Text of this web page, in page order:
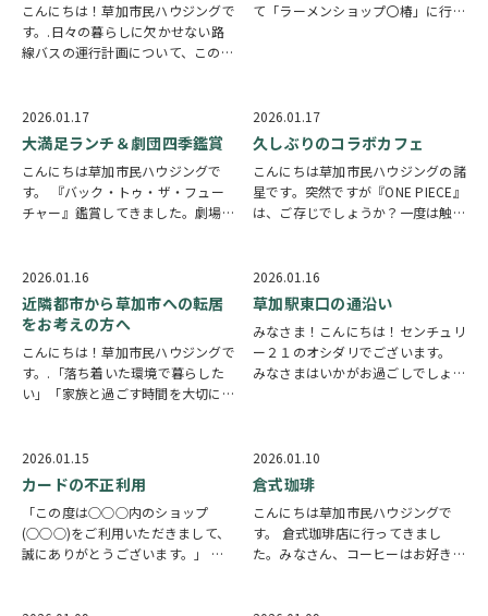
こんにちは！草加市民ハウジングで
す。.日々の暮らしに欠かせない路
線バスの運行計画について、この
トラルでは、2026年4月1日より一
部路線の運行内容を見直す計画が発
表されてい…
て「ラーメンショップ〇椿」に行っ
は、まさに“昔な…
2026.01.17
大満足ランチ＆劇団四季鑑賞
こんにちは草加市民ハウジングで
す。 『バック・トゥ・ザ・フュー
チャー』鑑賞してきました。劇場す
やすく、いつも賑わっている人気ス
ポットです。 ・鶏のから揚げ定
食・四季食堂の気まぐ…
2026.01.17
久しぶりのコラボカフェ
こんにちは草加市民ハウジングの諸
星です。突然ですが『ONE PIECE』
は、ご存じでしょうか？一度は触れ
メがONE PIECEで、気づけば17年
以上も好きでいつづけています。
…
2026.01.16
近隣都市から草加市への転居
をお考えの方へ
こんにちは！草加市民ハウジングで
す。.「落ち着いた環境で暮らした
い」「家族と過ごす時間を大切にで
たご希望をお持ちの方が増えていま
す。今回は、住環境を重視する視点
から見た草加市の…
2026.01.16
草加駅東口の通沿い
みなさま！こんにちは！センチュリ
ー２１のオシダリでございます。
みなさまはいかがお過ごしでしょう
す。 また、今日の日も桜の芽吹く
季節かな と 考え…
2026.01.15
カードの不正利用
「この度は○○○内のショップ
(○○○)をご利用いただきまして、
誠にありがとうございます。」 午
2026.01.10
倉式珈琲
こんにちは草加市民ハウジングで
す。 倉式珈琲店に行ってきまし
た。みなさん、コーヒーはお好きで